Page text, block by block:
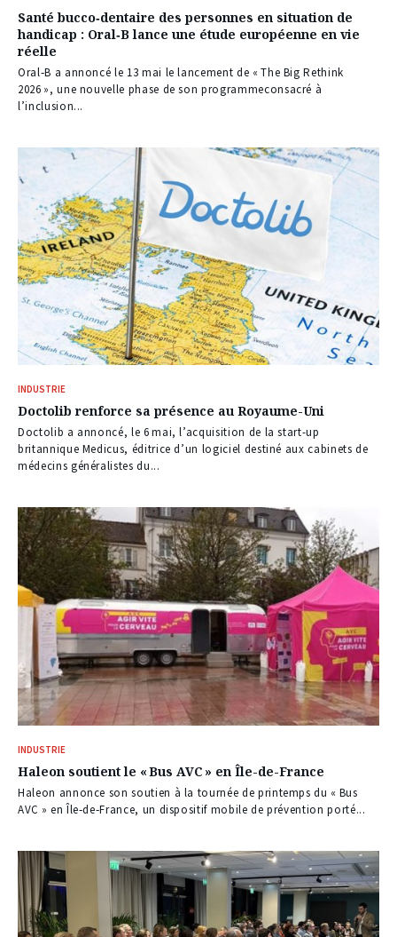
Santé bucco‑dentaire des personnes en situation de
handicap : Oral‑B lance une étude européenne en vie
réelle
Oral‑B a annoncé le 13 mai le lancement de « The Big Rethink
2026 », une nouvelle phase de son programmeconsacré à
l’inclusion...
INDUSTRIE
Doctolib renforce sa présence au Royaume-Uni
Doctolib a annoncé, le 6 mai, l’acquisition de la start-up
britannique Medicus, éditrice d’un logiciel destiné aux cabinets de
médecins généralistes du...
INDUSTRIE
Haleon soutient le « Bus AVC » en Île-de-France
Haleon annonce son soutien à la tournée de printemps du « Bus
AVC » en Île‑de‑France, un dispositif mobile de prévention porté...